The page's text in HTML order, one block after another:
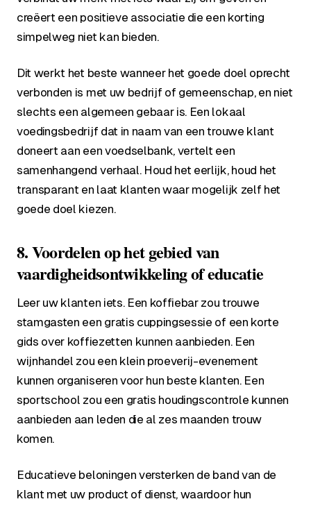
creëert een positieve associatie die een korting
simpelweg niet kan bieden.
Dit werkt het beste wanneer het goede doel oprecht
verbonden is met uw bedrijf of gemeenschap, en niet
slechts een algemeen gebaar is. Een lokaal
voedingsbedrijf dat in naam van een trouwe klant
doneert aan een voedselbank, vertelt een
samenhangend verhaal. Houd het eerlijk, houd het
transparant en laat klanten waar mogelijk zelf het
goede doel kiezen.
8. Voordelen op het gebied van
vaardigheidsontwikkeling of educatie
Leer uw klanten iets. Een koffiebar zou trouwe
stamgasten een gratis cuppingsessie of een korte
gids over koffiezetten kunnen aanbieden. Een
wijnhandel zou een klein proeverij-evenement
kunnen organiseren voor hun beste klanten. Een
sportschool zou een gratis houdingscontrole kunnen
aanbieden aan leden die al zes maanden trouw
komen.
Educatieve beloningen versterken de band van de
klant met uw product of dienst, waardoor hun